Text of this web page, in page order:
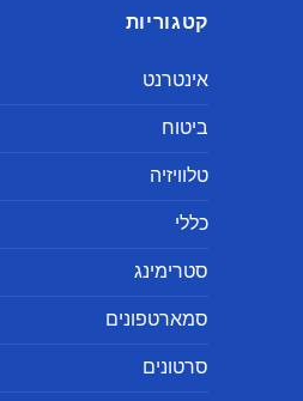
קטגוריות
אינטרנט
ביטוח
טלוויזיה
כללי
סטרימינג
סמארטפונים
סרטונים